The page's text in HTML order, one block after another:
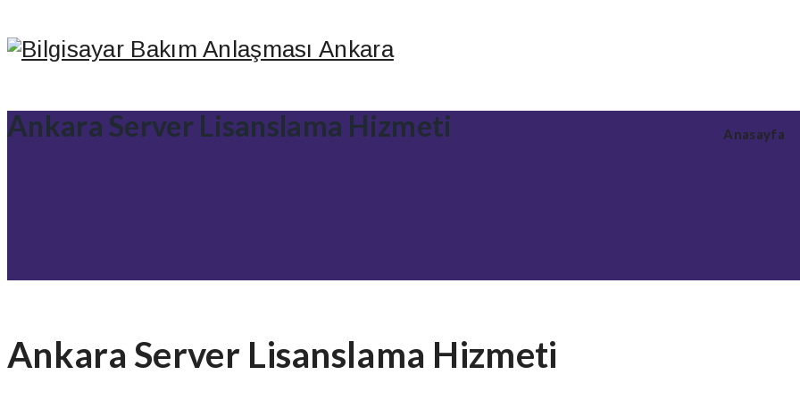
Anasayfa
Ankara Server Lisanslama Hizmeti
Ankara Server Lisanslama Hizmeti